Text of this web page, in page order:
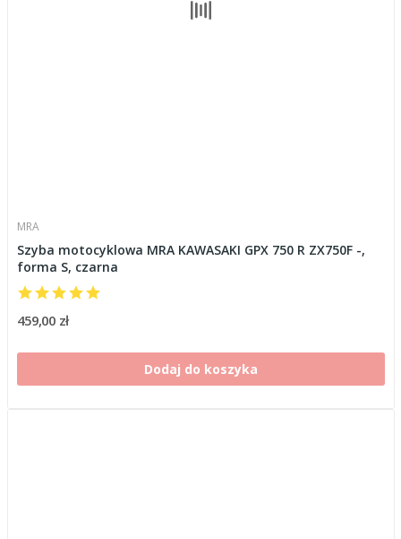
MRA
Szyba motocyklowa MRA KAWASAKI GPX 750 R ZX750F -,
forma S, czarna
459,00 zł
Dodaj do koszyka